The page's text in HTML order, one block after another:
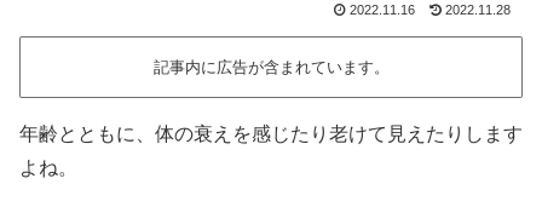
2022.11.16 2022.11.28
記事内に広告が含まれています。
年齢とともに、体の衰えを感じたり老けて見えたりします
よね。